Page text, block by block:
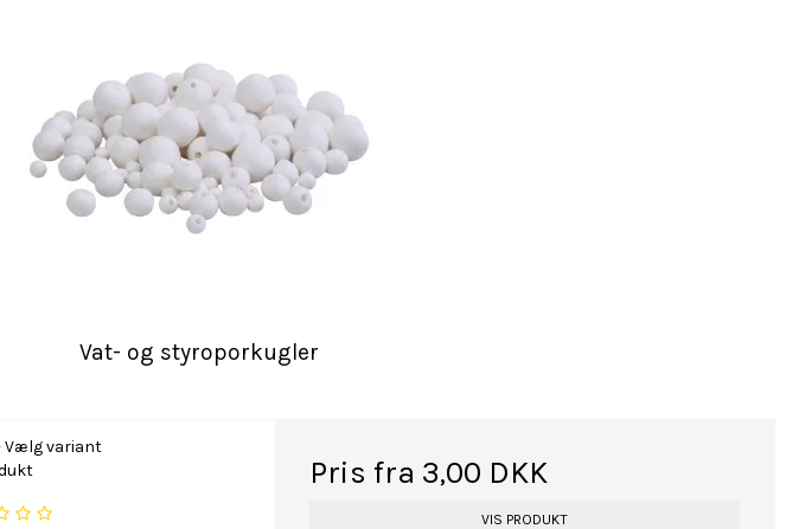
Vat- og styroporkugler
Vælg variant
Pris fra 3,00 DKK
VIS PRODUKT